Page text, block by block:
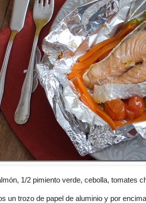
1/2 pimiento verde, cebolla, tomates
un trozo de papel de aluminio y por